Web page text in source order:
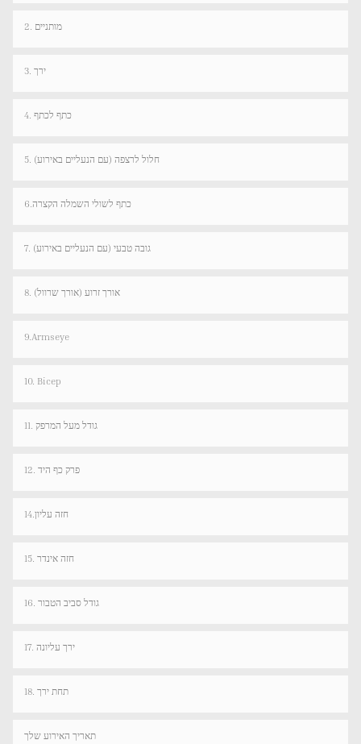
2. מותניים
3. ירך
4. כתף לכתף
5. חלול לרצפה (עם הנעליים באירוע)
6.כתף לשולי השמלה הקצרה
7. גובה טבעי (עם הנעליים באירוע)
8. אורך זרוע (אורך שרוול)
9.Armseye
10. Bicep
11. גודל מעל המרפק
12. פרק כף היד
14.חזה עליון
15. חזה אינדר
16. גודל סביב הטבור
17. ירך עליונה
18. תחת ירך
תאריך האירוע שלך